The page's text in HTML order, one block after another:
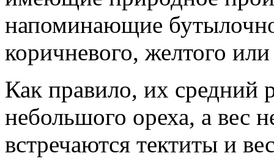
напоминающие
коричневого, желтого или
Как правило, их средний
небольшого ореха, а вес
встречаются тектиты и